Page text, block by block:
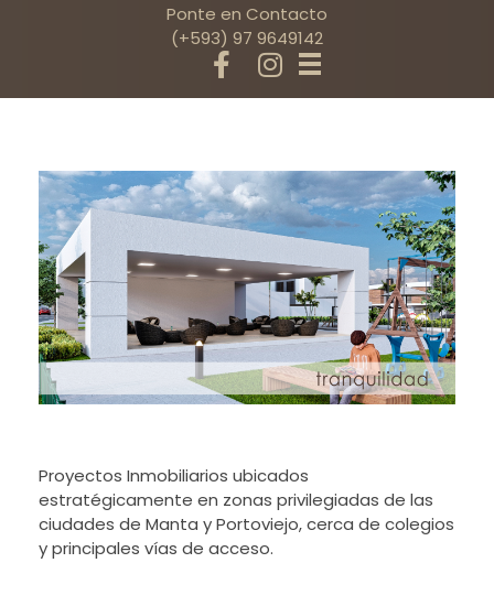
Ponte en Contacto
(+593) 97 9649142
Proyectos Inmobiliarios ubicados
estratégicamente en zonas privilegiadas de las
ciudades de Manta y Portoviejo, cerca de colegios
y principales vías de acceso.